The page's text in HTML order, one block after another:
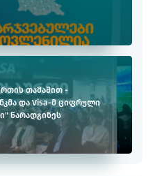
თამაშით -
და Visa-მ ციფრული
წარადგინეს